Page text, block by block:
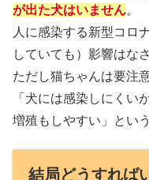
が出た犬はいません。
人に感染する新型コロ
していても）影響はな
ただし猫ちゃんは要注
「犬には感染しにくい
増殖もしやすい」とい
結局どうすれば